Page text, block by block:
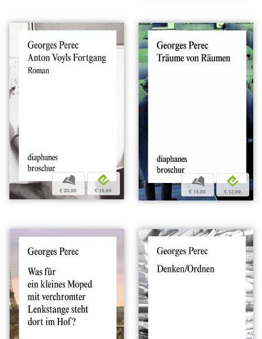
b
€ 20,00
e
€ 16,99
b
€ 15,00
e
€ 12,99